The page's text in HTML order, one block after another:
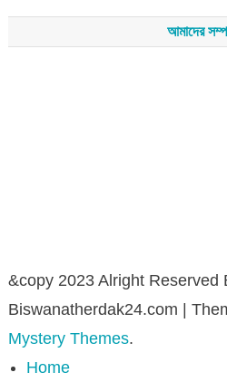
আমাদের
&copy 2023 Alright Reserved
Biswanatherdak24.com |
Mystery Themes.
Home